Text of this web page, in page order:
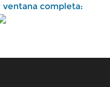
ventana completa: